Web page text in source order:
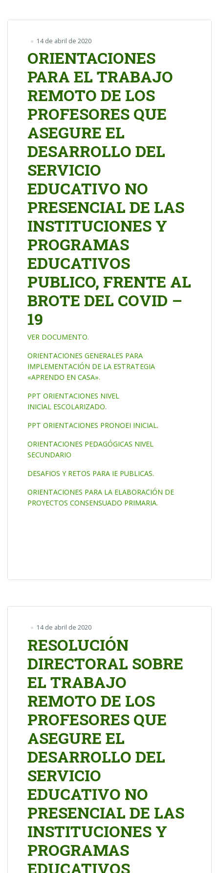
14 de abril de 2020
ORIENTACIONES
PARA EL TRABAJO
REMOTO DE LOS
PROFESORES QUE
ASEGURE EL
DESARROLLO DEL
SERVICIO
EDUCATIVO NO
PRESENCIAL DE LAS
INSTITUCIONES Y
PROGRAMAS
EDUCATIVOS
PUBLICO, FRENTE AL
BROTE DEL COVID –
19
VER DOCUMENTO.
ORIENTACIONES GENERALES PARA
IMPLEMENTACIÓN DE LA ESTRATEGIA
«APRENDO EN CASA».
PPT ORIENTACIONES NIVEL
INICIAL ESCOLARIZADO.
PPT ORIENTACIONES PRONOEI INICIAL.
ORIENTACIONES PEDAGÓGICAS NIVEL
SECUNDARIO
DESAFIOS Y RETOS PARA IE PUBLICAS.
ORIENTACIONES PARA LA ELABORACIÓN DE
PROYECTOS CONSENSUADO PRIMARIA.
14 de abril de 2020
RESOLUCIÓN
DIRECTORAL SOBRE
EL TRABAJO
REMOTO DE LOS
PROFESORES QUE
ASEGURE EL
DESARROLLO DEL
SERVICIO
EDUCATIVO NO
PRESENCIAL DE LAS
INSTITUCIONES Y
PROGRAMAS
EDUCATIVOS